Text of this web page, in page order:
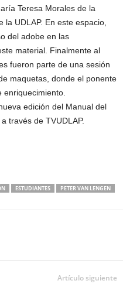
Teresa Morales de la
la UDLAP. En este espacio,
del adobe en las
material. Finalmente al
fueron parte de una sesión
maquetas, donde el ponente
enriquecimiento.
edición del Manual del
través de TVUDLAP.
ESTUDIANTES
PETER VAN LENGEN
Artículo siguiente